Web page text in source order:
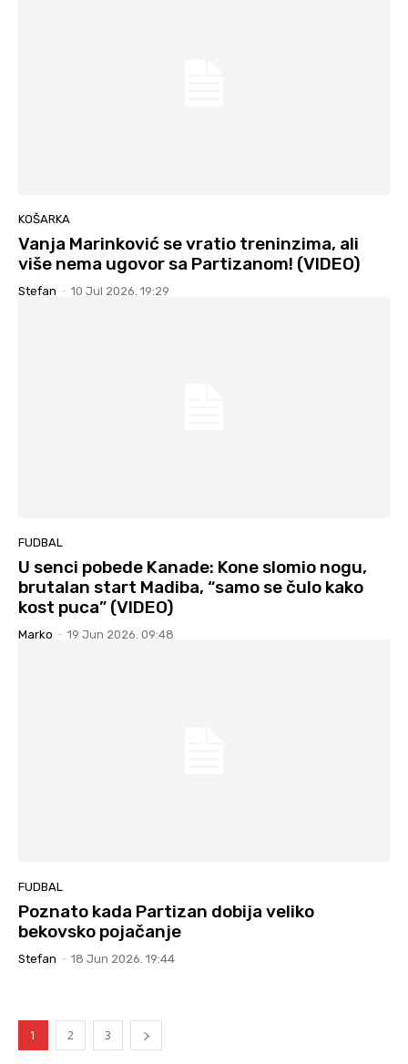
KOŠARKA
Vanja Marinković se vratio treninzima, ali
više nema ugovor sa Partizanom! (VIDEO)
Stefan - 10 Jul 2026. 19:29
FUDBAL
U senci pobede Kanade: Kone slomio nogu,
brutalan start Madiba, “samo se čulo kako
kost puca” (VIDEO)
Marko - 19 Jun 2026. 09:48
FUDBAL
Poznato kada Partizan dobija veliko
bekovsko pojačanje
Stefan - 18 Jun 2026. 19:44
1 2 3